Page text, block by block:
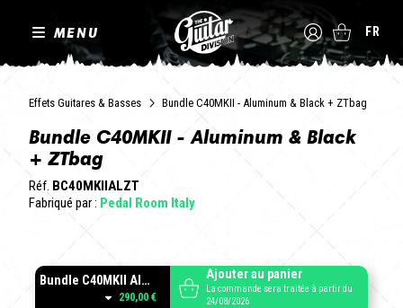
MENU FR
Effets Guitares & Basses Bundle C40MKII - Aluminum & Black + ZTbag
Bundle C40MKII - Aluminum & Black
+ ZTbag
Réf. BC40MKIIALZT
Fabriqué par : Pedal Room Italy
Bundle C40MKII Aluminum + ZTbag
290,00 €
Ajouter au panier
La commande sera traitée à partir du
24/08/2026